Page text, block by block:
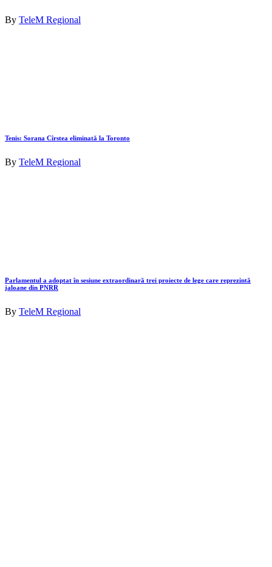
By TeleM Regional
Tenis: Sorana Cîrstea eliminată la Toronto
By TeleM Regional
Parlamentul a adoptat în sesiune extraordinară trei proiecte de lege care reprezintă
jaloane din PNRR
By TeleM Regional